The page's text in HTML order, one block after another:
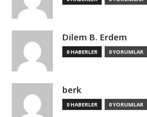
Dilem B. Erdem
0 HABERLER 0 YORUMLAR
berk
0 HABERLER 0 YORUMLAR